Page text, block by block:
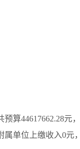
预算44617662.28元
属单位上缴收入0元